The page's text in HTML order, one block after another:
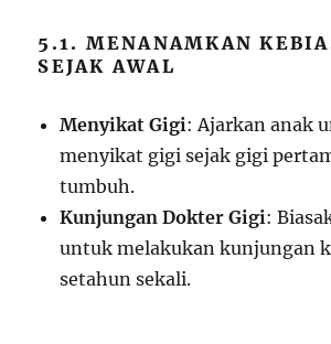
5.1. MENANAMKAN
SEJAK AWAL
Menyikat Gigi: Ajarkan anak
menyikat gigi sejak gigi
tumbuh.
Kunjungan Dokter Gigi:
untuk melakukan kunjungan
setahun sekali.